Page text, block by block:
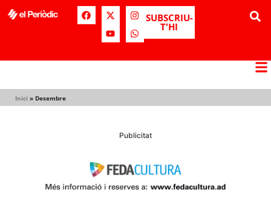
SUBSCRIU-
T'HI
Inici » Desembre
Publicitat